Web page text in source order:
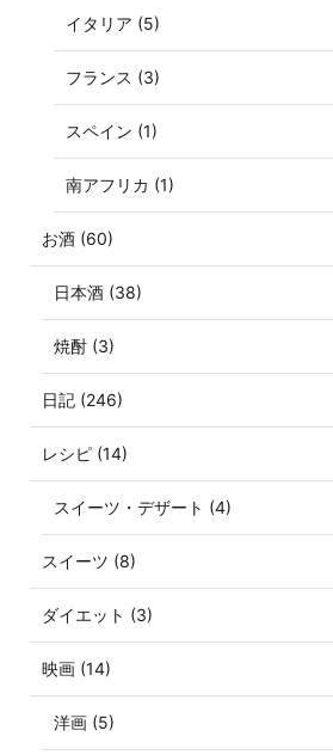
イタリア (5)
フランス (3)
スペイン (1)
南アフリカ (1)
お酒 (60)
日本酒 (38)
焼酎 (3)
日記 (246)
レシピ (14)
スイーツ・デザート (4)
スイーツ (8)
ダイエット (3)
映画 (14)
洋画 (5)